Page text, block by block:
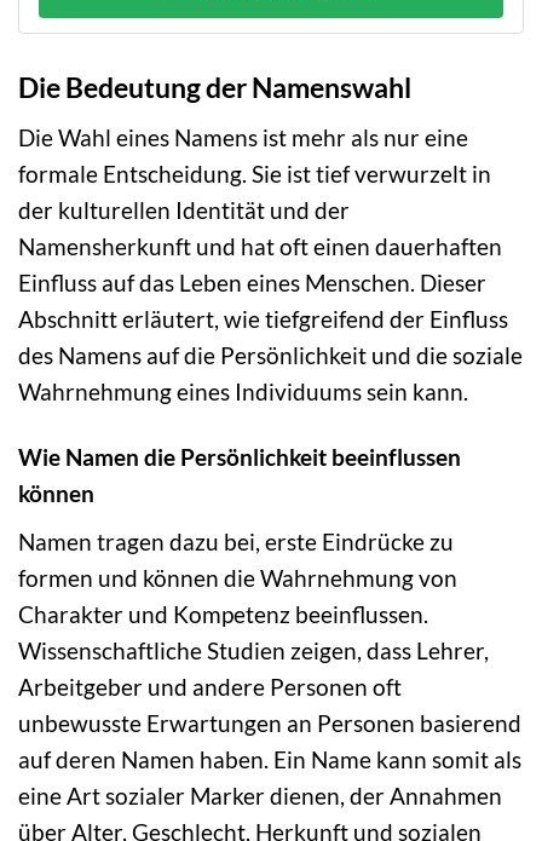
Die Bedeutung der Namenswahl
Die Wahl eines Namens ist mehr als nur eine
formale Entscheidung. Sie ist tief verwurzelt in
der kulturellen Identität und der
Namensherkunft und hat oft einen dauerhaften
Einfluss auf das Leben eines Menschen. Dieser
Abschnitt erläutert, wie tiefgreifend der Einfluss
des Namens auf die Persönlichkeit und die soziale
Wahrnehmung eines Individuums sein kann.
Wie Namen die Persönlichkeit beeinflussen
können
Namen tragen dazu bei, erste Eindrücke zu
formen und können die Wahrnehmung von
Charakter und Kompetenz beeinflussen.
Wissenschaftliche Studien zeigen, dass Lehrer,
Arbeitgeber und andere Personen oft
unbewusste Erwartungen an Personen basierend
auf deren Namen haben. Ein Name kann somit als
eine Art sozialer Marker dienen, der Annahmen
über Alter, Geschlecht, Herkunft und sozialen